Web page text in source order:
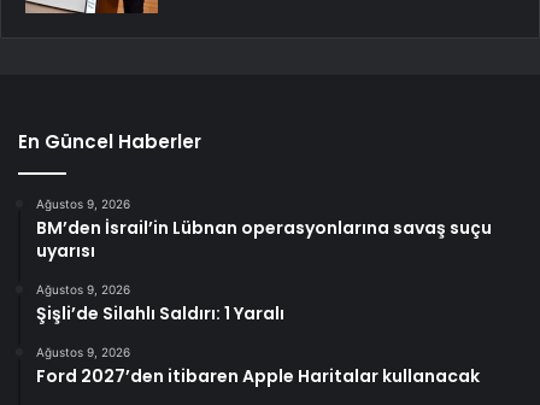
En Güncel Haberler
Ağustos 9, 2026
BM’den İsrail’in Lübnan operasyonlarına savaş suçu
uyarısı
Ağustos 9, 2026
Şişli’de Silahlı Saldırı: 1 Yaralı
Ağustos 9, 2026
Ford 2027’den itibaren Apple Haritalar kullanacak